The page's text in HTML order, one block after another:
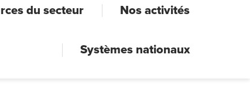
du secteur Nos activités
Systèmes nationaux